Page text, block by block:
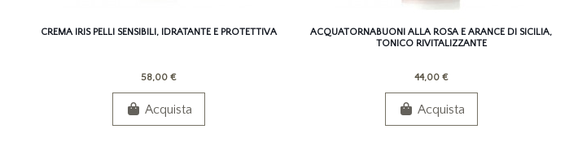
CREMA IRIS PELLI SENSIBILI, IDRATANTE E PROTETTIVA
58,00 €
Acquista
ACQUATORNABUONI ALLA ROSA E ARANCE DI SICILIA,
TONICO RIVITALIZZANTE
44,00 €
Acquista